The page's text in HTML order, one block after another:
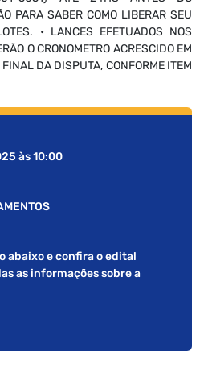
às 10:00
abaixo e confira o edital
as informações sobre a
PARA SABER COMO LIBERAR SEU
• LANCES EFETUADOS NOS
O CRONOMETRO ACRESCIDO EM
DA DISPUTA, CONFORME ITEM